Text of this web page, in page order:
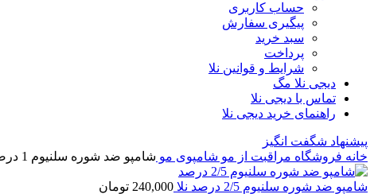
حساب کاربری
پیگیری سفارش
سبد خرید
پرداخت
شرایط و قوانین نلا
دیجی نلا مگ
تماس با دیجی نلا
راهنمای خرید دیجی نلا
پیشنهاد شگفت انگیز
خانه فروشگاه مراقبت از مو شامپوی مو شامپو ضد شوره سلنیوم 1 درصد نلا
شامپو ضد شوره سلنیوم 2/5 درصد نلا 240,000 تومان